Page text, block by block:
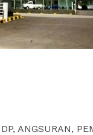
ANGSURAN,